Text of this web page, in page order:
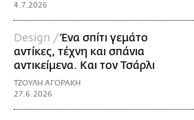
4.7.2026
Design /Ένα σπίτι γεμάτο
αντίκες, τέχνη και σπάνια
αντικείμενα. Και τον Τσάρλι
ΤΖΟΥΛΗ ΑΓΟΡΑΚΗ
27.6.2026